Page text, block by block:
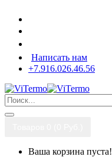
Написать нам
+7.916.026.46.56
Ваша корзина пуста!